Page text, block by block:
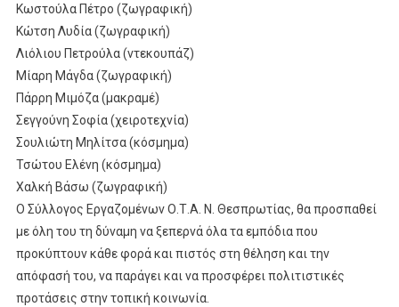
Κωστούλα Πέτρο (ζωγραφική)
Κώτση Λυδία (ζωγραφική)
Λιόλιου Πετρούλα (ντεκουπάζ)
Μίαρη Μάγδα (ζωγραφική)
Πάρρη Μιμόζα (μακραμέ)
Σεγγούνη Σοφία (χειροτεχνία)
Σουλιώτη Μηλίτσα (κόσμημα)
Τσώτου Ελένη (κόσμημα)
Χαλκή Βάσω (ζωγραφική)
Ο Σύλλογος Εργαζομένων Ο.Τ.Α. Ν. Θεσπρωτίας, θα προσπαθεί
με όλη του τη δύναμη να ξεπερνά όλα τα εμπόδια που
προκύπτουν κάθε φορά και πιστός στη θέληση και την
απόφασή του, να παράγει και να προσφέρει πολιτιστικές
προτάσεις στην τοπική κοινωνία.